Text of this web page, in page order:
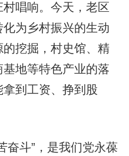
唱响。今天，老区
为乡村振兴的生动
挖掘，村史馆、精
地等特色产业的落
到工资、挣到股
奋斗”，是我们党永葆